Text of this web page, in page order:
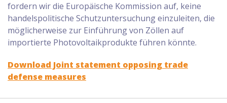
fordern wir die Europäische Kommission auf, keine
handelspolitische Schutzuntersuchung einzuleiten, die
möglicherweise zur Einführung von Zöllen auf
importierte Photovoltaikprodukte führen könnte.
Download Joint statement opposing trade
defense measures